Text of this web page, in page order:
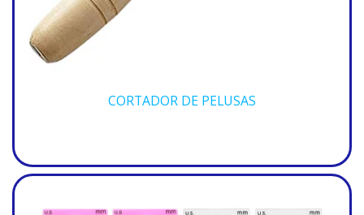
CORTADOR DE PELUSAS